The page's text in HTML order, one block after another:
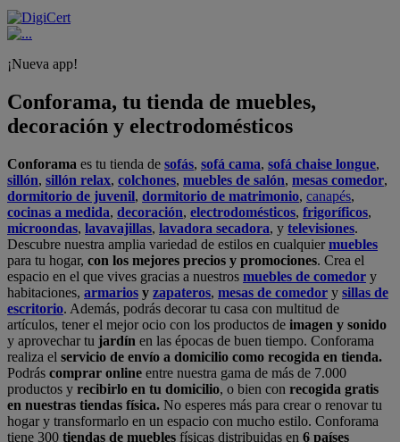
¡Nueva app!
Conforama, tu tienda de muebles,
decoración y electrodomésticos
Conforama es tu tienda de sofás, sofá cama, sofá chaise longue,
sillón, sillón relax, colchones, muebles de salón, mesas comedor,
dormitorio de juvenil, dormitorio de matrimonio, canapés,
cocinas a medida, decoración, electrodomésticos, frigoríficos,
microondas, lavavajillas, lavadora secadora, y televisiones.
Descubre nuestra amplia variedad de estilos en cualquiermuebles
para tu hogar, con los mejores precios y promociones. Crea el
espacio en el que vives gracias a nuestros muebles de comedor y
habitaciones, armarios y zapateros, mesas de comedor y sillas de
escritorio. Además, podrás decorar tu casa con multitud de
artículos, tener el mejor ocio con los productos de imagen y sonido
y aprovechar tu jardín en las épocas de buen tiempo. Conforama
realiza el servicio de envío a domicilio como recogida en tienda.
Podrás comprar online entre nuestra gama de más de 7.000
productos y recibirlo en tu domicilio, o bien con recogida gratis
en nuestras tiendas física. No esperes más para crear o renovar tu
hogar y transformarlo en un espacio con mucho estilo. Conforama
tiene 300 tiendas de muebles físicas distribuidas en 6 países